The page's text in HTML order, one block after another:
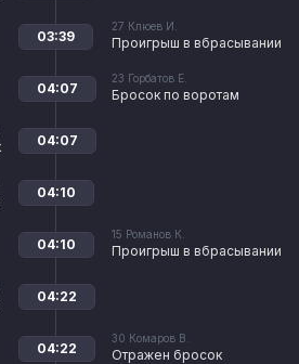
27 Клюев И.
Проигрыш в вбрасывании
03:39
23 Горбатов Е.
Бросок по воротам
04:07
04:07
04:10
15 Романов К.
Проигрыш в вбрасывании
04:10
04:22
30 Комаров В.
Отражен бросок
04:22